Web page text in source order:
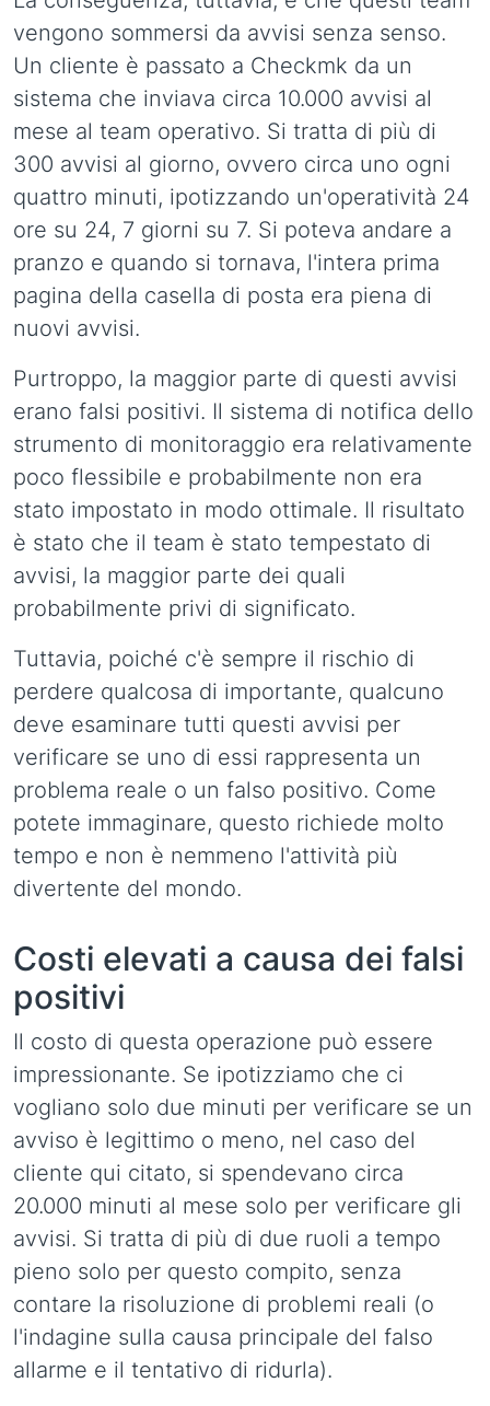
vengono sommersi da avvisi senza senso.
Un cliente è passato a Checkmk da un
sistema che inviava circa 10.000 avvisi al
mese al team operativo. Si tratta di più di
300 avvisi al giorno, ovvero circa uno ogni
quattro minuti, ipotizzando un'operatività 24
ore su 24, 7 giorni su 7. Si poteva andare a
pranzo e quando si tornava, l'intera prima
pagina della casella di posta era piena di
nuovi avvisi.
Purtroppo, la maggior parte di questi avvisi
erano falsi positivi. Il sistema di notifica dello
strumento di monitoraggio era relativamente
poco flessibile e probabilmente non era
stato impostato in modo ottimale. Il risultato
è stato che il team è stato tempestato di
avvisi, la maggior parte dei quali
probabilmente privi di significato.
Tuttavia, poiché c'è sempre il rischio di
perdere qualcosa di importante, qualcuno
deve esaminare tutti questi avvisi per
verificare se uno di essi rappresenta un
problema reale o un falso positivo. Come
potete immaginare, questo richiede molto
tempo e non è nemmeno l'attività più
divertente del mondo.
Costi elevati a causa dei falsi
positivi
Il costo di questa operazione può essere
impressionante. Se ipotizziamo che ci
vogliano solo due minuti per verificare se un
avviso è legittimo o meno, nel caso del
cliente qui citato, si spendevano circa
20.000 minuti al mese solo per verificare gli
avvisi. Si tratta di più di due ruoli a tempo
pieno solo per questo compito, senza
contare la risoluzione di problemi reali (o
l'indagine sulla causa principale del falso
allarme e il tentativo di ridurla).